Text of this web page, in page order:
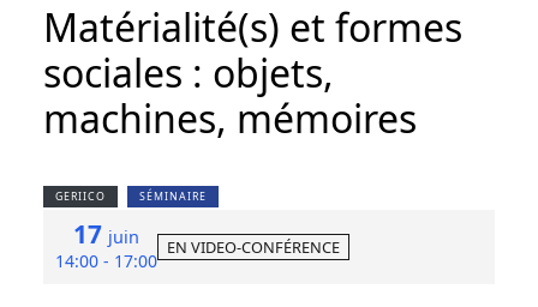
Matérialité(s) et formes
sociales : objets,
machines, mémoires
GERIICO SÉMINAIRE
17 juin
14:00 - 17:00
EN VIDEO-CONFÉRENCE